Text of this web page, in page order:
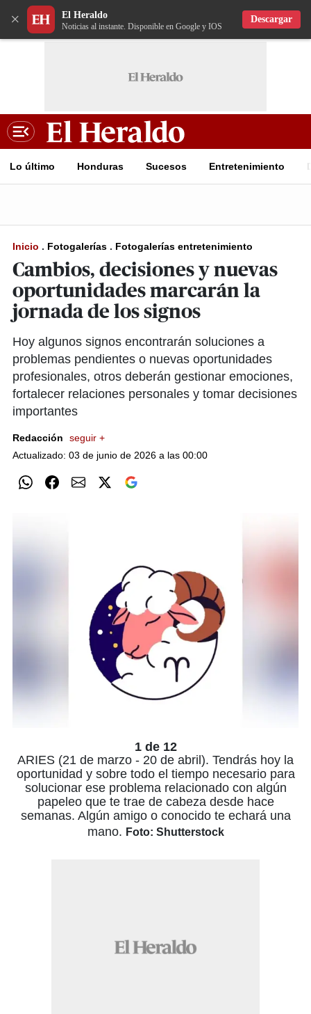
× El Heraldo
Noticias al instante. Disponible en Google y IOS
Descargar
Lo último Honduras Sucesos Entretenimiento
Inicio . Fotogalerías . Fotogalerías entretenimiento
Cambios, decisiones y nuevas
oportunidades marcarán la
jornada de los signos
Hoy algunos signos encontrarán soluciones a
problemas pendientes o nuevas oportunidades
profesionales, otros deberán gestionar emociones,
fortalecer relaciones personales y tomar decisiones
importantes
Redacción
seguir +
Actualizado: 03 de junio de 2026 a las 00:00
1 de 12
ARIES (21 de marzo - 20 de abril). Tendrás hoy la
oportunidad y sobre todo el tiempo necesario para
solucionar ese problema relacionado con algún
papeleo que te trae de cabeza desde hace
semanas. Algún amigo o conocido te echará una
mano. Foto: Shutterstock